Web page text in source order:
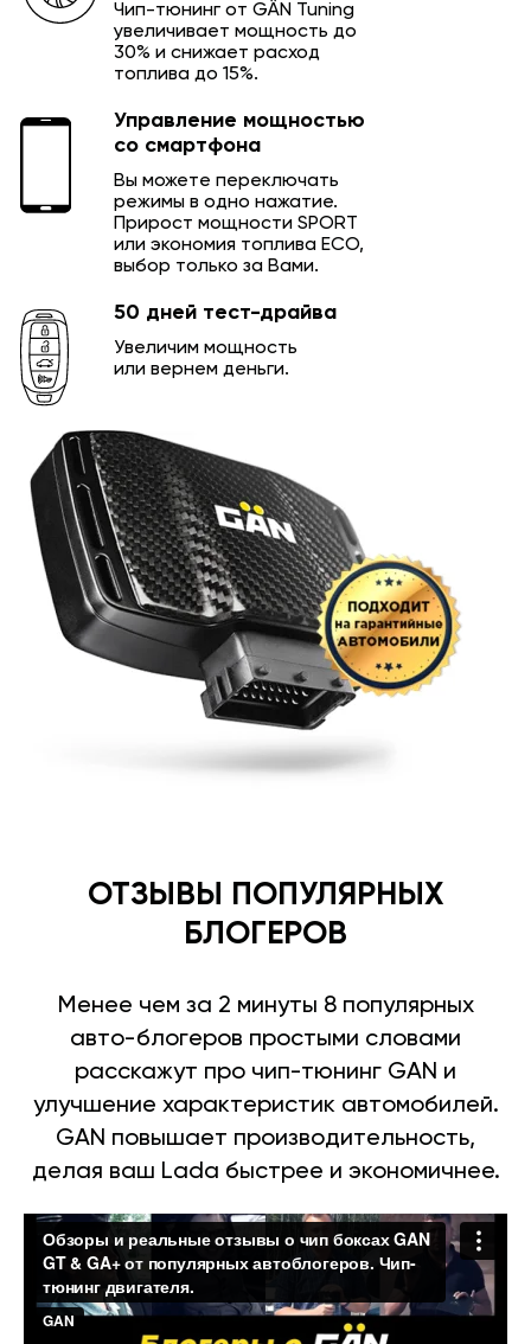
Чип-тюнинг от GÄN Tuning
увеличивает мощность до
30% и снижает расход
топлива до 15%.
Управление мощностью
со смартфона
Вы можете переключать
режимы в одно нажатие.
Прирост мощности SPORT
или экономия топлива ECO,
выбор только за Вами.
50 дней тест-драйва
Увеличим мощность
или вернем деньги.
ОТЗЫВЫ ПОПУЛЯРНЫХ
БЛОГЕРОВ
Менее чем за 2 минуты 8 популярных
авто-блогеров простыми словами
расскажут про чип-тюнинг GAN и
улучшение характеристик автомобилей.
GAN повышает производительность,
делая ваш Lada быстрее и экономичнее.